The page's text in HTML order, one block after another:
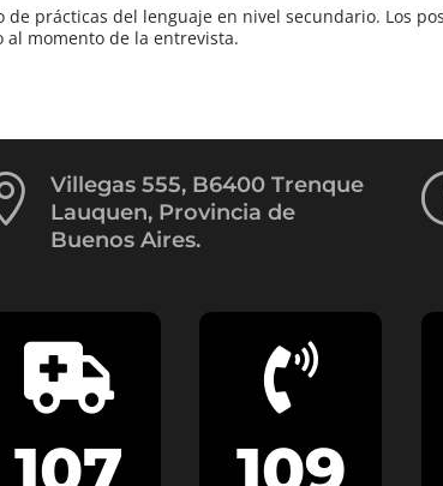
de prácticas del lenguaje en nivel secundario. Los
momento de la entrevista.
Villegas 555, B6400 Trenque
Lauquen, Provincia de
Buenos Aires.

107

109